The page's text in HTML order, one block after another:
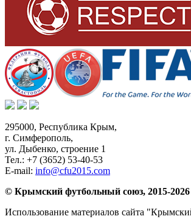
295000, Республика Крым,
г. Симферополь,
ул. Дыбенко, строение 1
Тел.: +7 (3652) 53-40-53
E-mail: info@cfu2015.com
© Крымский футбольный союз, 2015-2026
Использование материалов сайта